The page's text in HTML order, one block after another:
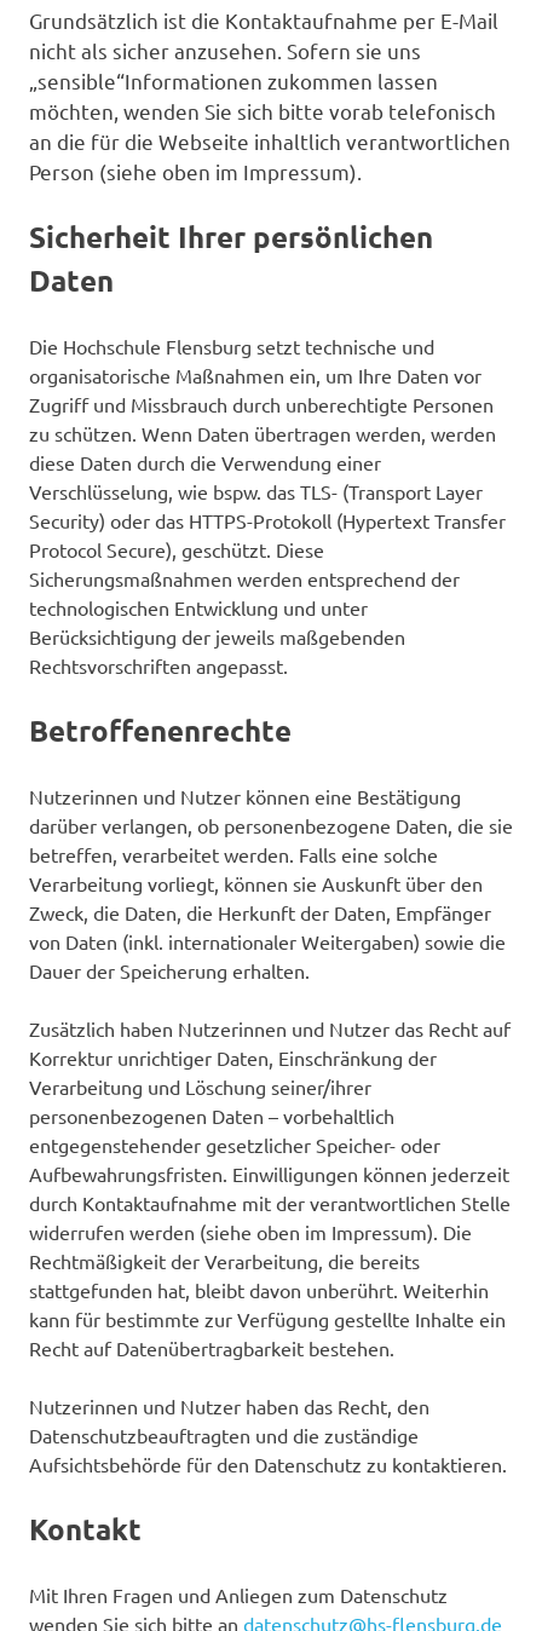
Grundsätzlich ist die Kontaktaufnahme per E-Mail
nicht als sicher anzusehen. Sofern sie uns
„sensible“Informationen zukommen lassen
möchten, wenden Sie sich bitte vorab telefonisch
an die für die Webseite inhaltlich verantwortlichen
Person (siehe oben im Impressum).
Sicherheit Ihrer persönlichen
Daten
Die Hochschule Flensburg setzt technische und
organisatorische Maßnahmen ein, um Ihre Daten vor
Zugriff und Missbrauch durch unberechtigte Personen
zu schützen. Wenn Daten übertragen werden, werden
diese Daten durch die Verwendung einer
Verschlüsselung, wie bspw. das TLS- (Transport Layer
Security) oder das HTTPS-Protokoll (Hypertext Transfer
Protocol Secure), geschützt. Diese
Sicherungsmaßnahmen werden entsprechend der
technologischen Entwicklung und unter
Berücksichtigung der jeweils maßgebenden
Rechtsvorschriften angepasst.
Betroffenenrechte
Nutzerinnen und Nutzer können eine Bestätigung
darüber verlangen, ob personenbezogene Daten, die sie
betreffen, verarbeitet werden. Falls eine solche
Verarbeitung vorliegt, können sie Auskunft über den
Zweck, die Daten, die Herkunft der Daten, Empfänger
von Daten (inkl. internationaler Weitergaben) sowie die
Dauer der Speicherung erhalten.
Zusätzlich haben Nutzerinnen und Nutzer das Recht auf
Korrektur unrichtiger Daten, Einschränkung der
Verarbeitung und Löschung seiner/ihrer
personenbezogenen Daten – vorbehaltlich
entgegenstehender gesetzlicher Speicher- oder
Aufbewahrungsfristen. Einwilligungen können jederzeit
durch Kontaktaufnahme mit der verantwortlichen Stelle
widerrufen werden (siehe oben im Impressum). Die
Rechtmäßigkeit der Verarbeitung, die bereits
stattgefunden hat, bleibt davon unberührt. Weiterhin
kann für bestimmte zur Verfügung gestellte Inhalte ein
Recht auf Datenübertragbarkeit bestehen.
Nutzerinnen und Nutzer haben das Recht, den
Datenschutzbeauftragten und die zuständige
Aufsichtsbehörde für den Datenschutz zu kontaktieren.
Kontakt
Mit Ihren Fragen und Anliegen zum Datenschutz
wenden Sie sich bitte an datenschutz@hs-flensburg.de